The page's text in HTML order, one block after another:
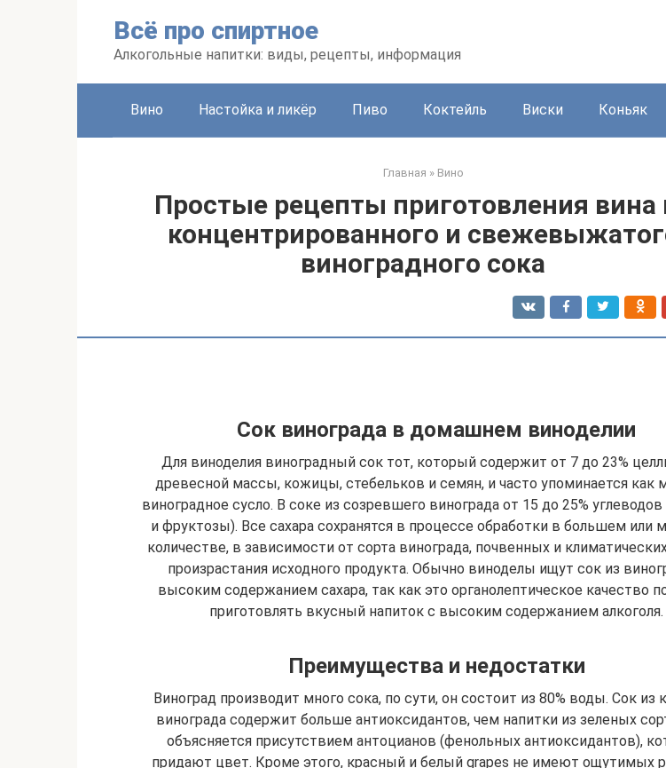
Всё про спиртное
Алкогольные напитки: виды, рецепты, информация
Вино Настойка и ликёр Пиво Коктейль Виски Коньяк
Главная » Вино
Простые рецепты приготовления вина
концентрированного и
виноградного сока
Сок винограда в домашнем виноделии
Для виноделия виноградный сок тот, который содержит от 7 до 23%
древесной массы, кожицы, стебельков и семян, и часто упоминается как
виноградное сусло. В соке из созревшего винограда от 15 до 25%
и фруктозы). Все сахара сохранятся в процессе обработки в большем или
количестве, в зависимости от сорта винограда, почвенных и
произрастания исходного продукта. Обычно виноделы ищут сок из
высоким содержанием сахара, так как это органолептическое качество
приготовлять вкусный напиток с высоким содержанием алкоголя.
Преимущества и недостатки
Виноград производит много сока, по сути, он состоит из 80% воды. Сок из
винограда содержит больше антиоксидантов, чем напитки из зеленых
объясняется присутствием антоцианов (фенольных антиоксидантов),
придают цвет. Кроме этого, красный и белый grapes не имеют ощутимых